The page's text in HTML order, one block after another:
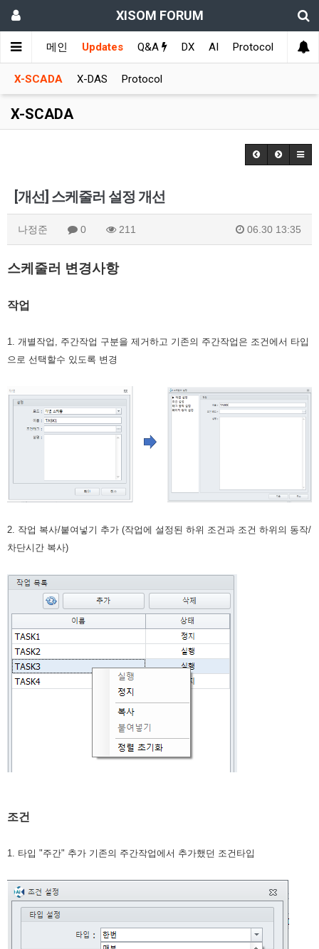
XISOM FORUM
메인 Updates Q&A DX AI Protocol
X-SCADA X-DAS Protocol
X-SCADA
[개선] 스케줄러 설정 개선
나정준 0 211 06.30 13:35
스케줄러 변경사항
작업
1. 개별작업, 주간작업 구분을 제거하고 기존의 주간작업은 조건에서 타입
으로 선택할수 있도록 변경
2. 작업 복사/붙여넣기 추가 (작업에 설정된 하위 조건과 조건 하위의 동작/
차단시간 복사)
조건
1. 타입 "주간" 추가 기존의 주간작업에서 추가했던 조건타입